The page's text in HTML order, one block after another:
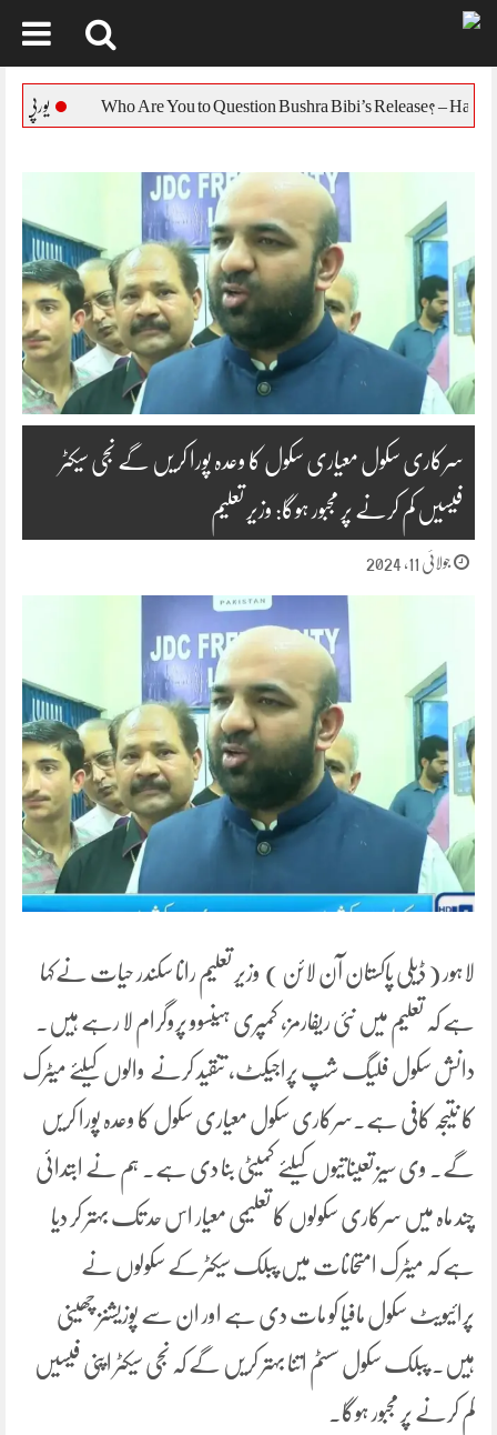
content
یورپی یونین کا بنگلہ دیش
سرکاری سکول معیاری سکول کا وعدہ پورا کریں گے نجی سیکٹر
فیسیں کم کرنے پر مجبور ہوگا: وزیر تعلیم
جولائی 11, 2024
لاہور ( ڈیلی پاکستان آن لائن ) وزیر تعلیم رانا سکندر حیات نےکہا
ہے کہ تعلیم میں نئی ریفارمز، کمپری ہینسوو پروگرام لا رہے ہیں۔
دانش سکول فلیگ شپ پراجیکٹ، تنقید کرنے والوں کیلئے میٹرک
کا نتیجہ کافی ہے۔سرکاری سکول معیاری سکول کا وعدہ پورا کریں
گے۔ وی سیز تعیناتیوں کیلئے کمیٹی بنا دی ہے۔ ہم نے ابتدائی
چند ماہ میں سرکاری سکولوں کا تعلیمی معیار اس حد تک بہتر کر دیا
ہے کہ میٹرک امتحانات میں پبلک سیکٹر کے سکولوں نے
پرائیویٹ سکول مافیا کو مات دی ہے اور ان سے پوزیشنز چھینی
ہیں۔ پبلک سکول سسٹم اتنا بہتر کریں گے کہ نجی سیکٹر اپنی فیسیں
کم کرنے پر مجبور ہوگا۔